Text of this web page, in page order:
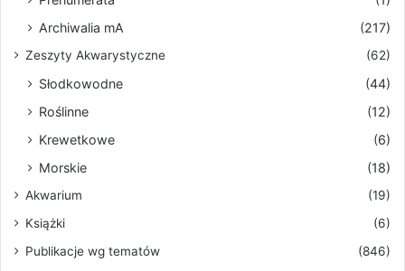
Archiwalia mA
(217)
Zeszyty Akwarystyczne (62)
Słodkowodne
(44)
Roślinne
(12)
Krewetkowe
(6)
Morskie
(18)
Akwarium
(19)
Książki
(6)
Publikacje wg tematów
(846)